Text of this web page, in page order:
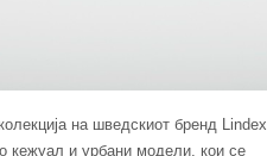
на шведскиот бренд Lindex.
кежуал и урбaни модели, кои се